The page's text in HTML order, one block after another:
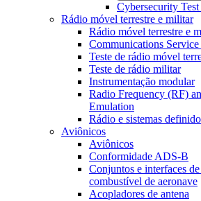
Cybersecurity
Rádio móvel terrestre e militar
Rádio móvel terrestre e
Communications
Teste de rádio móvel
Teste de rádio militar
Instrumentação modular
Radio Frequency (RF)
Emulation
Rádio e sistemas
Aviônicos
Aviônicos
Conformidade ADS-B
Conjuntos e interfaces
combustível de aeronave
Acopladores de antena